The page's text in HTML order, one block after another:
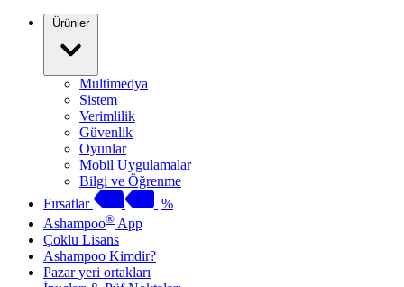
Ürünler
Multimedya
Sistem
Verimlilik
Güvenlik
Oyunlar
Mobil Uygulamalar
Bilgi ve Öğrenme
Fırsatlar
%
Ashampoo® App
Çoklu Lisans
Ashampoo Kimdir?
Pazar yeri ortakları